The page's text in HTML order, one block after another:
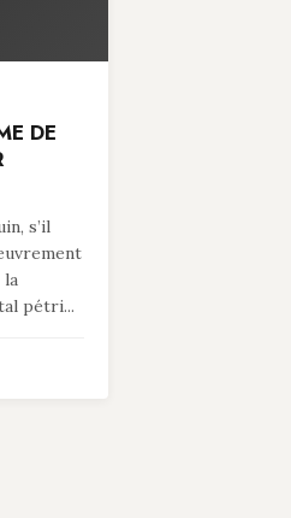
DE
s’il
la
pétri...